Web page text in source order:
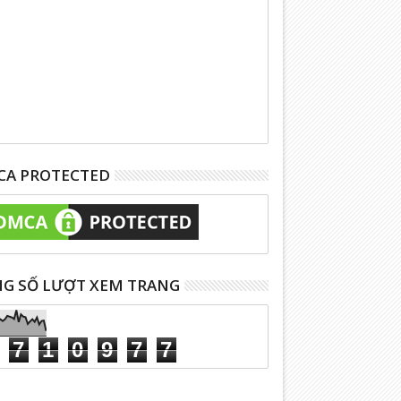
PROTECTED
SỐ LƯỢT XEM TRANG
7 1 0 9 7 7